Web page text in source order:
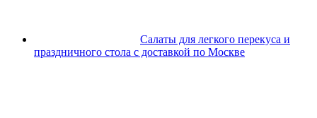
Салаты для легкого перекуса и
праздничного стола с доставкой по Москве